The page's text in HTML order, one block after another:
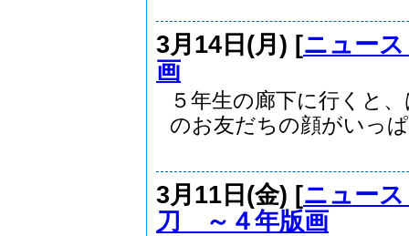
3月14日(月) [ニュー
画
５年生の廊下に行くと
のお友だちの顔がいっ
3月11日(金) [ニュー
刀 ～４年版画